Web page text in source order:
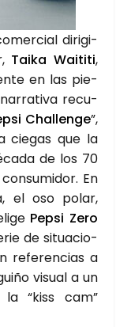
diri­gi­
Tai­ka Wai­ti­ti,
en las pie­
narra­ti­va recu­
Cha­llen­ge”,
cie­gas que la
de los 70
En
el oso polar,
Pep­si Zero
de situa­cio­
refe­ren­cias a
visual a un
“kiss cam”